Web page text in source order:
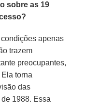
sobre as 19
apenas
trazem
preocupantes,
torna
das
1988. Essa